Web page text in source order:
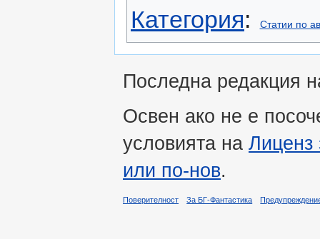
Категория: Статии по
Последна редакция
Освен ако не е
условията на Лиценз
или по-нов.
Поверителност За БГ-Фантастика